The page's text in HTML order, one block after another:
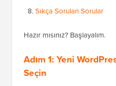
Sıkça Sorulan Sorular
Hazır mısınız? Başlayalım.
Adım 1: Yeni
Seçin